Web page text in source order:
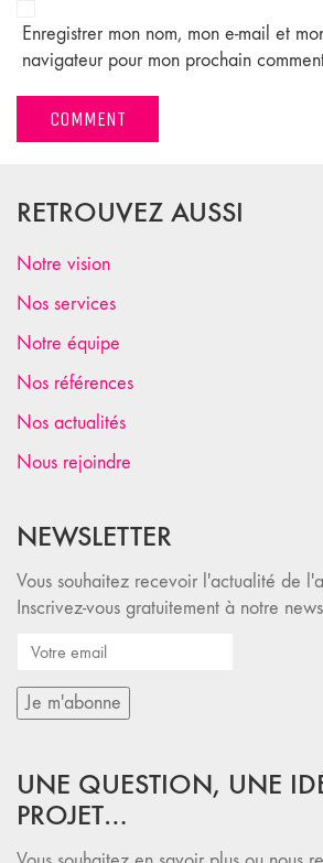
Enregistrer mon nom, mon e-mail et
navigateur pour mon prochain
RETROUVEZ AUSSI
Notre vision
Nos services
Notre équipe
Nos références
Nos actualités
Nous rejoindre
NEWSLETTER
Vous souhaitez recevoir l'actualité de
Inscrivez-vous gratuitement à notre
UNE QUESTION, UNE
PROJET…